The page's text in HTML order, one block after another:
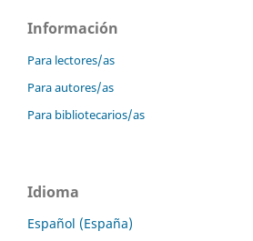
Información
Para lectores/as
Para autores/as
Para bibliotecarios/as
Idioma
Español (España)